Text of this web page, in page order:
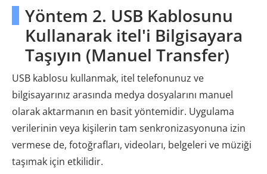
Yöntem 2. USB Kablosunu
Kullanarak itel'i Bilgisayara
Taşıyın (Manuel Transfer)
USB kablosu kullanmak, itel telefonunuz ve
bilgisayarınız arasında medya dosyalarını manuel
olarak aktarmanın en basit yöntemidir. Uygulama
verilerinin veya kişilerin tam senkronizasyonuna izin
vermese de, fotoğrafları, videoları, belgeleri ve müziği
taşımak için etkilidir.